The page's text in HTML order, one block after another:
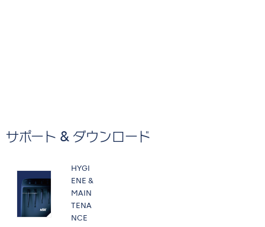
サポート & ダウンロード
HYGI
ENE &
MAIN
TENA
NCE